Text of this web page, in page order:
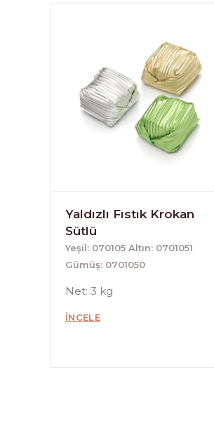
Yaldızlı Fıstık Krokan
Sütlü
Yeşil: 070105 Altın: 0701051
Gümüş: 0701050
Net: 3 kg
İNCELE